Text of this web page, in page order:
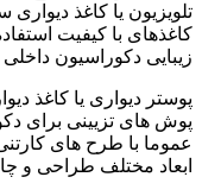
تلویزیون یا کاغذ
کاغذهای با کیفیت
زیبایی دکوراسیون
پوستر دیواری یا کاغذ
پوش های تزیینی برای
عموما با طرح های
ابعاد مختلف طراحی و